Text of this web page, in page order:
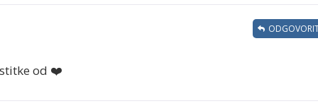
od ❤️